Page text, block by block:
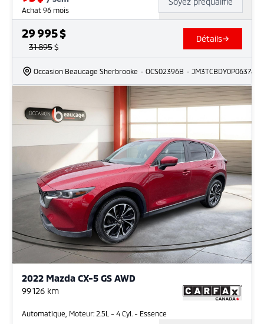
Achat 96 mois
29 995$
31 895$
Détails
Occasion Beaucage Sherbrooke - OCS02396B - JM3TCBDY0P0637844
2022 Mazda CX-5 GS AWD
99 126 km
Automatique, Moteur: 2.5L - 4 Cyl. - Essence